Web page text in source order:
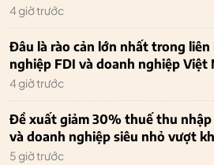
4 giờ trước
Đâu là rào cản lớn nhất trong
nghiệp FDI và doanh nghiệp Việt
4 giờ trước
Đề xuất giảm 30% thuế thu
và doanh nghiệp siêu nhỏ vượt
5 giờ trước